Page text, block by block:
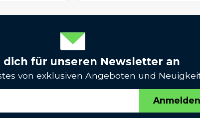
dich für unseren Newsletter an
von exklusiven Angeboten und
Anmelden